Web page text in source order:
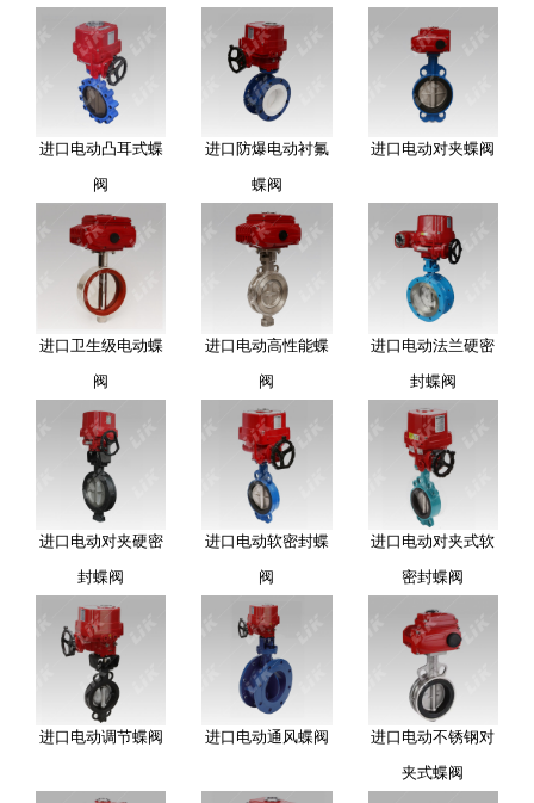
进口电动凸耳式蝶
阀
进口防爆电动衬氟
蝶阀
进口电动对夹蝶阀
进口卫生级电动蝶
阀
进口电动高性能蝶
阀
进口电动法兰硬密
封蝶阀
进口电动对夹硬密
封蝶阀
进口电动软密封蝶
阀
进口电动对夹式软
密封蝶阀
进口电动调节蝶阀 进口电动通风蝶阀
进口电动不锈钢对
夹式蝶阀